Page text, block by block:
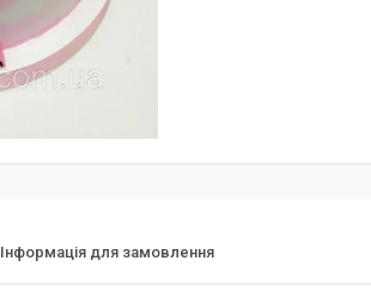
Інформація для замовлення